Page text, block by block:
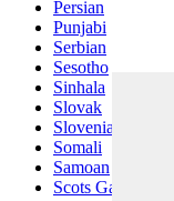
Persian
Punjabi
Serbian
Sesotho
Sinhala
Slovak
Slovenian
Somali
Samoan
Scots Gaelic